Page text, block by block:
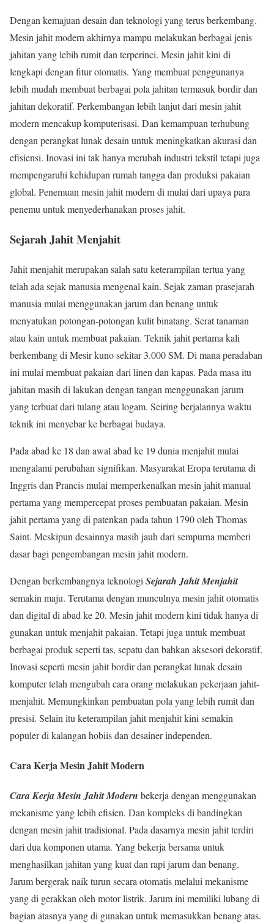
Dengan kemajuan desain dan teknologi yang terus berkembang.
Mesin jahit modern akhirnya mampu melakukan berbagai jenis
jahitan yang lebih rumit dan terperinci. Mesin jahit kini di
lengkapi dengan fitur otomatis. Yang membuat penggunanya
lebih mudah membuat berbagai pola jahitan termasuk bordir dan
jahitan dekoratif. Perkembangan lebih lanjut dari mesin jahit
modern mencakup komputerisasi. Dan kemampuan terhubung
dengan perangkat lunak desain untuk meningkatkan akurasi dan
efisiensi. Inovasi ini tak hanya merubah industri tekstil tetapi juga
mempengaruhi kehidupan rumah tangga dan produksi pakaian
global. Penemuan mesin jahit modern di mulai dari upaya para
penemu untuk menyederhanakan proses jahit.
Sejarah Jahit Menjahit
Jahit menjahit merupakan salah satu keterampilan tertua yang
telah ada sejak manusia mengenal kain. Sejak zaman prasejarah
manusia mulai menggunakan jarum dan benang untuk
menyatukan potongan-potongan kulit binatang. Serat tanaman
atau kain untuk membuat pakaian. Teknik jahit pertama kali
berkembang di Mesir kuno sekitar 3.000 SM. Di mana peradaban
ini mulai membuat pakaian dari linen dan kapas. Pada masa itu
jahitan masih di lakukan dengan tangan menggunakan jarum
yang terbuat dari tulang atau logam. Seiring berjalannya waktu
teknik ini menyebar ke berbagai budaya.
Pada abad ke 18 dan awal abad ke 19 dunia menjahit mulai
mengalami perubahan signifikan. Masyarakat Eropa terutama di
Inggris dan Prancis mulai memperkenalkan mesin jahit manual
pertama yang mempercepat proses pembuatan pakaian. Mesin
jahit pertama yang di patenkan pada tahun 1790 oleh Thomas
Saint. Meskipun desainnya masih jauh dari sempurna memberi
dasar bagi pengembangan mesin jahit modern.
Dengan berkembangnya teknologi Sejarah Jahit Menjahit
semakin maju. Terutama dengan munculnya mesin jahit otomatis
dan digital di abad ke 20. Mesin jahit modern kini tidak hanya di
gunakan untuk menjahit pakaian. Tetapi juga untuk membuat
berbagai produk seperti tas, sepatu dan bahkan aksesori dekoratif.
Inovasi seperti mesin jahit bordir dan perangkat lunak desain
komputer telah mengubah cara orang melakukan pekerjaan jahit-
menjahit. Memungkinkan pembuatan pola yang lebih rumit dan
presisi. Selain itu keterampilan jahit menjahit kini semakin
populer di kalangan hobiis dan desainer independen.
Cara Kerja Mesin Jahit Modern
Cara Kerja Mesin Jahit Modern bekerja dengan menggunakan
mekanisme yang lebih efisien. Dan kompleks di bandingkan
dengan mesin jahit tradisional. Pada dasarnya mesin jahit terdiri
dari dua komponen utama. Yang bekerja bersama untuk
menghasilkan jahitan yang kuat dan rapi jarum dan benang.
Jarum bergerak naik turun secara otomatis melalui mekanisme
yang di gerakkan oleh motor listrik. Jarum ini memiliki lubang di
bagian atasnya yang di gunakan untuk memasukkan benang atas.